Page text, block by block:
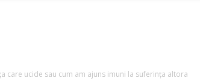
care ucide sau cum am ajuns imuni la suferința altora